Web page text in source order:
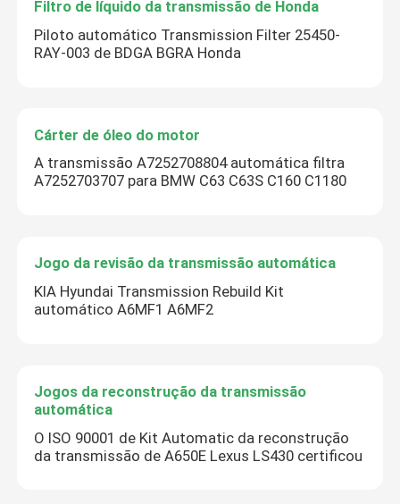
Filtro de líquido da transmissão de Honda
Piloto automático Transmission Filter 25450-
RAY-003 de BDGA BGRA Honda
Cárter de óleo do motor
A transmissão A7252708804 automática filtra
A7252703707 para BMW C63 C63S C160 C1180
Jogo da revisão da transmissão automática
KIA Hyundai Transmission Rebuild Kit
automático A6MF1 A6MF2
Jogos da reconstrução da transmissão
automática
O ISO 90001 de Kit Automatic da reconstrução
da transmissão de A650E Lexus LS430 certificou